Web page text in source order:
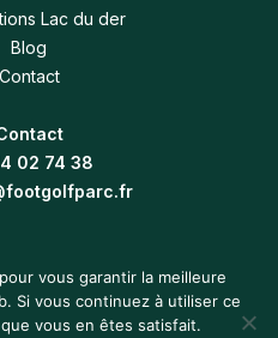
Lac du der
Blog
Contact
02 74 38
–Réalisation Act For Brands
vous garantir la meilleure
Si vous continuez à utiliser ce
vous en êtes satisfait.